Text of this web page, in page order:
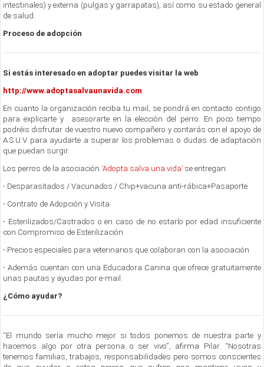
intestinales) y externa (pulgas y garrapatas), así como su estado general
de salud.
Proceso de adopción
Si estás interesado en adoptar puedes visitar la web
http://www.adoptasalvaunavida.com
En cuanto la organización reciba tu mail, se pondrá en contacto contigo
para explicarte y asesorarte en la elección del perro. En poco tiempo
podréis disfrutar de vuestro nuevo compañero y contarás con el apoyo de
A.S.U.V para ayudarte a superar los problemas o dudas de adaptación
que puedan surgir.
Los perros de la asociación ‘Adopta salva una vida’ se entregan:
- Desparasitados / Vacunados / Chip+vacuna anti-rábica+Pasaporte
- Contrato de Adopción y Visita
- Esterilizados/Castrados o en caso de no estarlo por edad insuficiente
con Compromiso de Esterilización
- Precios especiales para veterinarios que colaboran con la asociación
- Además cuentan con una Educadora Canina que ofrece gratuitamente
unas pautas y ayudas por e-mail.
¿Cómo ayudar?
“El mundo sería mucho mejor si todos ponemos de nuestra parte y
hacemos algo por otra persona o ser vivo”, afirma Pilar. “Nosotras
tenemos familias, trabajos, responsabilidades pero somos conscientes